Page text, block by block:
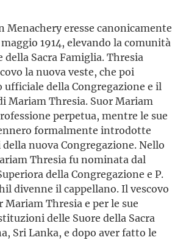
Menachery eresse canonicamente
maggio 1914, elevando la comunità
della Sacra Famiglia. Thresia
la nuova veste, che poi
ufficiale della Congregazione e il
Mariam Thresia. Suor Mariam
perpetua, mentre le sue
formalmente introdotte
nuova Congregazione. Nello
Thresia fu nomi­nata dal
della Congrega­zione e P.
divenne il cappellano. Il vescovo
Mariam Thresia e per le sue
delle Suore della Sacra
Sri Lanka, e dopo aver fatto le